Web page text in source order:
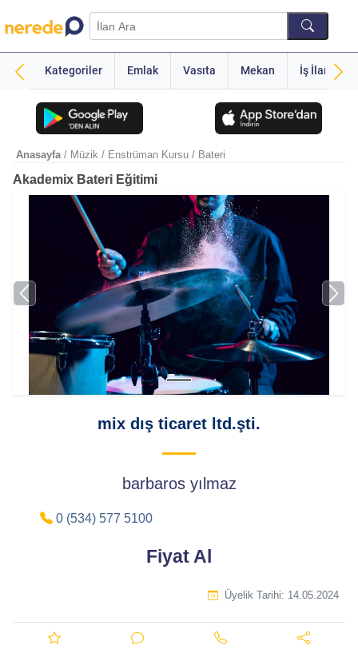
Kategoriler Emlak Vasıta Mekan İş İlanı
Anasayfa / Müzik / Enstrüman Kursu / Bateri
Akademix Bateri Eğitimi
mix dış ticaret ltd.şti.
barbaros yılmaz
0 (534) 577 5100
Fiyat Al
Üyelik Tarihi: 14.05.2024